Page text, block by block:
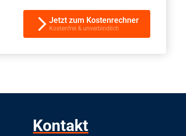
Jetzt zum Kostenrechner
Kostenfrei & unverbindlich
Kontakt